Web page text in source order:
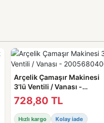
Arçelik Çamaşır Makinesi
3'lü Ventili / Vanası -
2005680400
728,80 TL
Hızlı kargo Kolay iade